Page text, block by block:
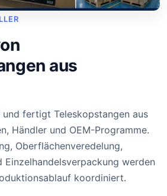
aus
fertigt Teleskopstangen aus
Händler und OEM-Programme.
Oberflächenveredelung,
Einzelhandelsverpackung werden
koordiniert.